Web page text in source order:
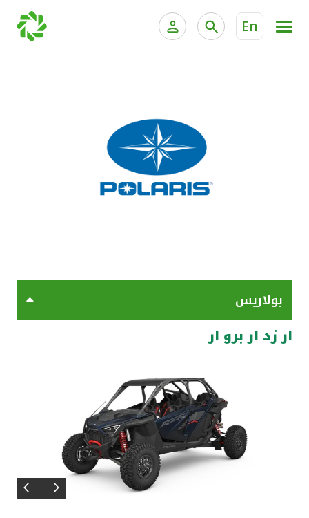
En
الخدمات المصرفية الإلكترونية للشركات
خدمة "بيتك" للتداول الإلكتروني
جميع السيارات
اتصل بنا
مواقع الفروع وأجهزة الصرف الآلي
ماليزيا
بولاريس
ار زد ار برو ار